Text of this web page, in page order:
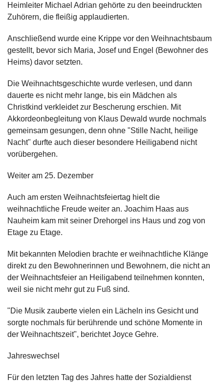
Heimleiter Michael Adrian gehörte zu den beeindruckten
Zuhörern, die fleißig applaudierten.
Anschließend wurde eine Krippe vor den Weihnachtsbaum
gestellt, bevor sich Maria, Josef und Engel (Bewohner des
Heims) davor setzten.
Die Weihnachtsgeschichte wurde verlesen, und dann
dauerte es nicht mehr lange, bis ein Mädchen als
Christkind verkleidet zur Bescherung erschien. Mit
Akkordeonbegleitung von Klaus Dewald wurde nochmals
gemeinsam gesungen, denn ohne "Stille Nacht, heilige
Nacht" durfte auch dieser besondere Heiligabend nicht
vorübergehen.
Weiter am 25. Dezember
Auch am ersten Weihnachtsfeiertag hielt die
weihnachtliche Freude weiter an. Joachim Haas aus
Nauheim kam mit seiner Drehorgel ins Haus und zog von
Etage zu Etage.
Mit bekannten Melodien brachte er weihnachtliche Klänge
direkt zu den Bewohnerinnen und Bewohnern, die nicht an
der Weihnachtsfeier an Heiligabend teilnehmen konnten,
weil sie nicht mehr gut zu Fuß sind.
"Die Musik zauberte vielen ein Lächeln ins Gesicht und
sorgte nochmals für berührende und schöne Momente in
der Weihnachtszeit", berichtet Joyce Gehre.
Jahreswechsel
Für den letzten Tag des Jahres hatte der Sozialdienst